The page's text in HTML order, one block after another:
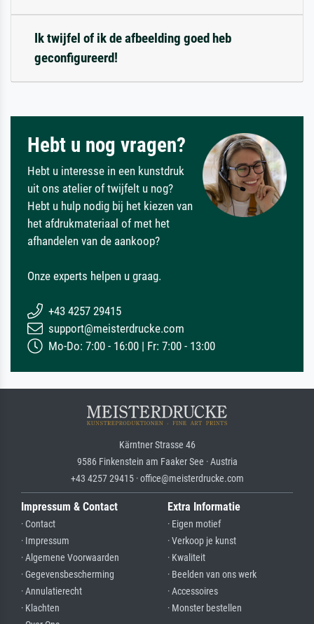
Ik twijfel of ik de afbeelding goed heb
geconfigureerd!
Hebt u nog vragen?
Hebt u interesse in een kunstdruk
uit ons atelier of twijfelt u nog?
Hebt u hulp nodig bij het kiezen van
het afdrukmateriaal of met het
afhandelen van de aankoop?
Onze experts helpen u graag.
+43 4257 29415
support@meisterdrucke.com
Mo-Do: 7:00 - 16:00 | Fr: 7:00 - 13:00
Kärntner Strasse 46
9586 Finkenstein am Faaker See · Austria
+43 4257 29415 · office@meisterdrucke.com
Impressum & Contact
· Contact
· Impressum
· Algemene Voorwaarden
· Gegevensbescherming
· Annulatierecht
· Klachten
Extra Informatie
· Eigen motief
· Verkoop je kunst
· Kwaliteit
· Beelden van ons werk
· Accessoires
· Monster bestellen